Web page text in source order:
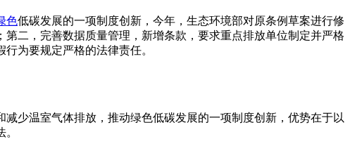
色低碳发展的一项制度创新，今年，生态环境部对原条例草案进行修
二，完善数据质量管理，新增条款，要求重点排放单位制定并严格
为要规定严格的法律责任。
少温室气体排放，推动绿色低碳发展的一项制度创新，优势在于以